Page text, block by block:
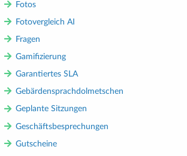
Fotos
Fotovergleich AI
Fragen
Gamifizierung
Garantiertes SLA
Gebärdensprachdolmetschen
Geplante Sitzungen
Geschäftsbesprechungen
Gutscheine